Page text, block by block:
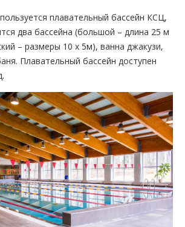
плавательный бассейн КСЦ,
два бассейна (большой – длина 25 м
– размеры 10 х 5м), ванна джакузи,
Плавательный бассейн доступен